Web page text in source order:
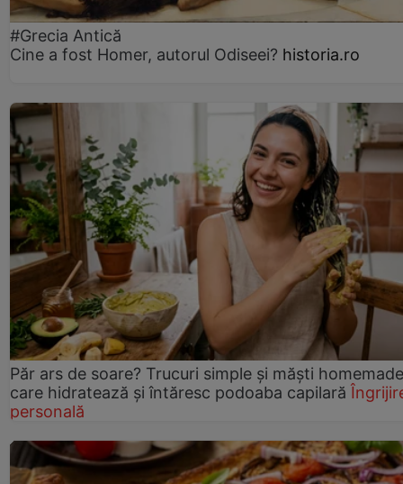
#Grecia Antică
Cine a fost Homer, autorul Odiseei? historia.ro
Păr ars de soare? Trucuri simple și măști homemade
care hidratează și întăresc podoaba capilară
personală